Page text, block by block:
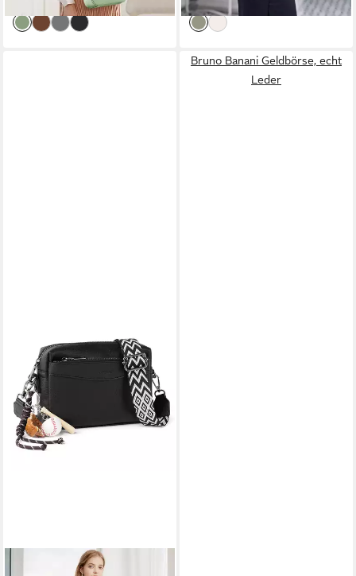
Abendtasche
lieferbar - in 3-4 Werktagen bei dir
Moderne Handtasche Damen
lieferbar - in 3-4 Werktagen bei dir
Bruno Banani Geldbörse, echt
Leder